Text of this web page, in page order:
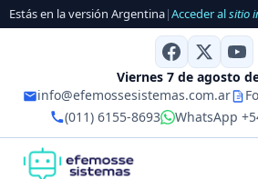
Estás en la versión Argentina|Acceder alsitio
Viernes 7 de agosto
info@efemossesistemas.com.ar
(011) 6155-8693
WhatsApp